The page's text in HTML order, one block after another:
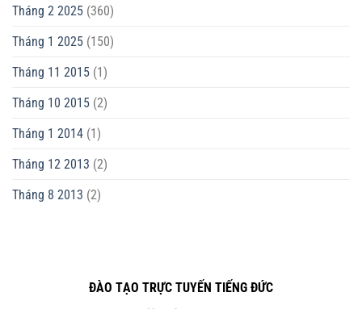
Tháng 2 2025 (360)
Tháng 1 2025 (150)
Tháng 11 2015 (1)
Tháng 10 2015 (2)
Tháng 1 2014 (1)
Tháng 12 2013 (2)
Tháng 8 2013 (2)
ĐÀO TẠO TRỰC TUYẾN TIẾNG ĐỨC